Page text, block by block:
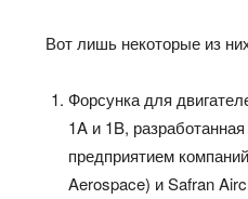
Вот лишь некоторые из
Форсунка для
1A и 1B,
предприятием
Aerospace) и Safran